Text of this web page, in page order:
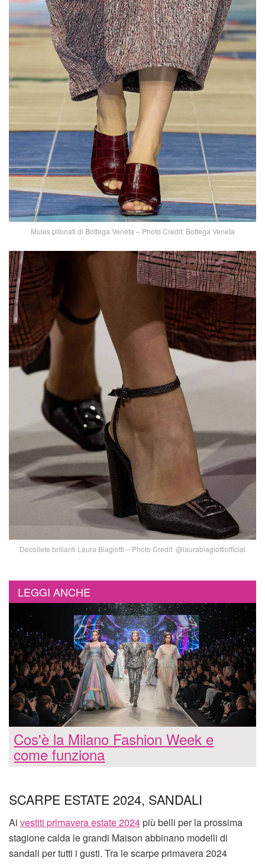
Mules pitonati di Bottega Veneta – Photo Credit: Bottega Veneta
Decollete brillanti Laura Biagiotti – Photo Credit: @laurabiagiottiofficial
LEGGI ANCHE
Cos'è la Milano Fashion Week e
come funziona
SCARPE ESTATE 2024, SANDALI
Ai vestiti primavera estate 2024più belli per la prossima
stagione calda le grandi Maison abbinano modelli di
sandali per tutti i gusti. Tra le scarpe primavera 2024